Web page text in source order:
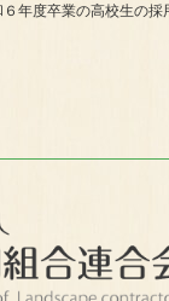
６年度卒業の高校生の